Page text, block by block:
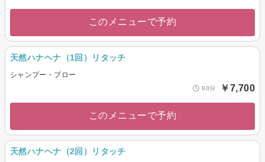
このメニューで予約
天然ハナヘナ（1回）リタッチ
シャンプー・ブロー
90分 ￥7,700
このメニューで予約
天然ハナヘナ（2回）リタッチ